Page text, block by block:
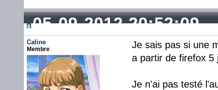
05-09-2012 20:52:09
Caline
Membre
Je sais pas si une
a partir de firefox 5
Je n'ai pas testé